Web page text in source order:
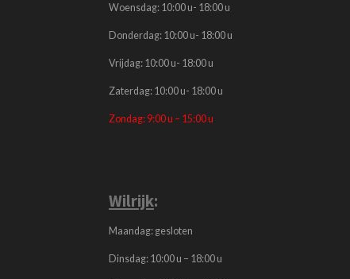
Woensdag: 10:00 u- 18:00 u
Donderdag: 10:00 u- 18:00 u
Vrijdag: 10:00 u- 18:00 u
Zaterdag: 10:00 u- 18:00 u
Zondag: 9:00 u – 15:00 u
Wilrijk:
Maandag: gesloten
Dinsdag: 10:00 u – 18:00 u